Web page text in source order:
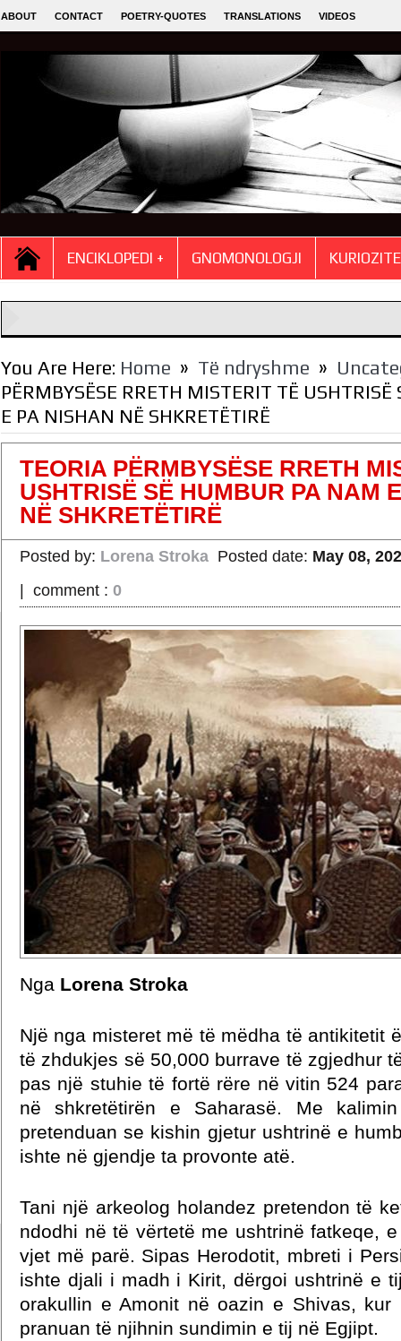
ABOUT CONTACT POETRY-QUOTES TRANSLATIONS VIDEOS
ENCIKLOPEDI + GNOMONOLOGJI
You Are Here: Home » Të ndryshme »
PËRMBYSËSE RRETH MISTERIT TË
E PA NISHAN NË SHKRETËTIRË
TEORIA PËRMBYSËSE RRETH
USHTRISË SË HUMBUR PA NAM
NË SHKRETËTIRË
Posted by: Lorena Stroka Posted date: May 08,
comment : 0
Nga Lorena Stroka
Një nga misteret më të mëdha të antikitetit
të zhdukjes së 50,000 burrave të zgjedhur
pas një stuhie të fortë rëre në vitin 524
në shkretëtirën e Saharasë. Me
pretenduan se kishin gjetur ushtrinë e
ishte në gjendje ta provonte atë.
Tani një arkeolog holandez pretendon të
ndodhi në të vërtetë me ushtrinë fatkeqe,
vjet më parë. Sipas Herodotit, mbreti i
ishte djali i madh i Kirit, dërgoi ushtrinë e
orakullin e Amonit në oazin e Shivas, kur
pranuan të njihnin sundimin e tij në Egjipt.